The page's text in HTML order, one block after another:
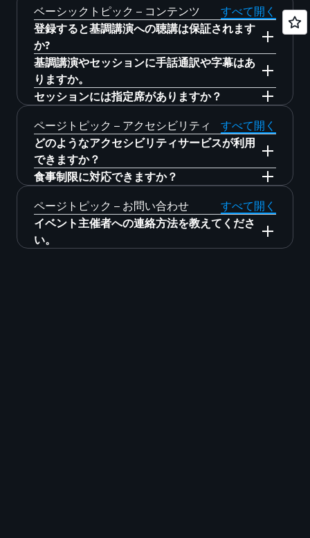
パスの詳細、およびお客様情報（「氏名」「会
社名」「メールアドレス」）を含めてくださ
い。
付エリアが非常に混雑することが予想されます
のでご注意ください。
れたバッジをお持ちください。
ライブ配信およびオンデマンド配信への参加方
法については、準備が整い次第、公式サイトよ
りお知らせします。
ベーシックトピック – コンテンツ
すべて開く
登録すると基調講演への聴講は保証されます
か?
いいえ。基調講演ホールの収容人数には限りが
あります。AWS Summit Japan への参加登録は、
基調講演をご覧いただけることを保証するもの
ではありません。基調講演は、収容人数を超え
る場合に備え、ブレイクアウトルームでライブ
配信されます。
基調講演やセッションに手話通訳や字幕はあ
りますか。
基調講演およびスペシャルセッションでは、手
話通訳をいたします。また、ブレイクアウトセ
ッション​では、スクリーン脇のモニターに字幕
を表示する予定です。モニター前のお席をご利
用ください。なお、ライブ配信やオンデマンド
配信時は字幕がございますので会場で参加でき
ないセッションなどございましたらご活用くだ
さい。
セッションには指定席がありますか？
いいえ、指定席はありません。ご興味のあるセ
ッションには早めにお越しください。
ページトピック – アクセシビリティ
すべて開く
どのようなアクセシビリティサービスが利用
できますか？
イベント会場である幕張メッセは、すべての人
の訪問が完全にアクセシブルでインクルーシブ
なイベント体験となるように設計されていま
す。会場のアクセシビリティについて詳しくは
食事制限に対応できますか？
特別な食事メニューの提供はできません。特定
の食事制限がある場合、またはより多様な選択
肢をお探しの場合は、ご自身で食事をお持ちい
ページトピック – お問い合わせ
すべて開く
イベント主催者への連絡方法を教えてくださ
い。